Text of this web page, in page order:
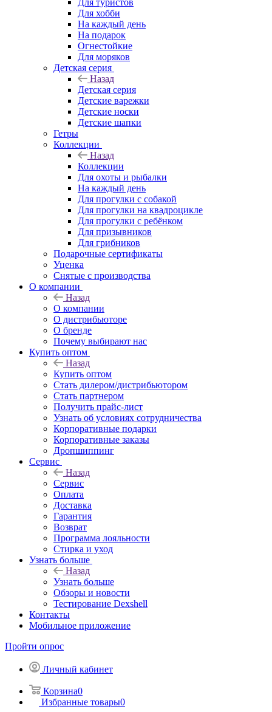
Для туристов
Для хобби
На каждый день
На подарок
Огнестойкие
Для моряков
Детская серия
Назад
Детская серия
Детские варежки
Детские носки
Детские шапки
Гетры
Коллекции
Назад
Коллекции
Для охоты и рыбалки
На каждый день
Для прогулки с собакой
Для прогулки на квадроцикле
Для прогулки с ребёнком
Для призывников
Для грибников
Подарочные сертификаты
Уценка
Снятые с производства
О компании
Назад
О компании
О дистрибьюторе
О бренде
Почему выбирают нас
Купить оптом
Назад
Купить оптом
Стать дилером/дистрибьютором
Стать партнером
Получить прайс-лист
Узнать об условиях сотрудничества
Корпоративные подарки
Корпоративные заказы
Дропшиппинг
Сервис
Назад
Сервис
Оплата
Доставка
Гарантия
Возврат
Программа лояльности
Стирка и уход
Узнать больше
Назад
Узнать больше
Обзоры и новости
Тестирование Dexshell
Контакты
Мобильное приложение
Пройти опрос
Личный кабинет
Корзина0
Избранные товары0